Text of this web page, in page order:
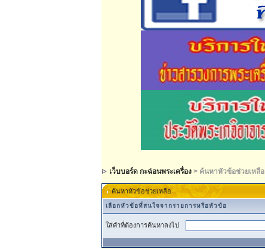
เว็บบอร์ด กะฉ่อนพระเครื่อง > ค้นหาหัวข้อช่วยเหลือ
ค้นหาหัวข้อช่วยเหลือ
เลือกหัวข้อที่สนใจจากรายการหรือหัวข้อ
ใส่คำที่ต้องการค้นหาลงไป